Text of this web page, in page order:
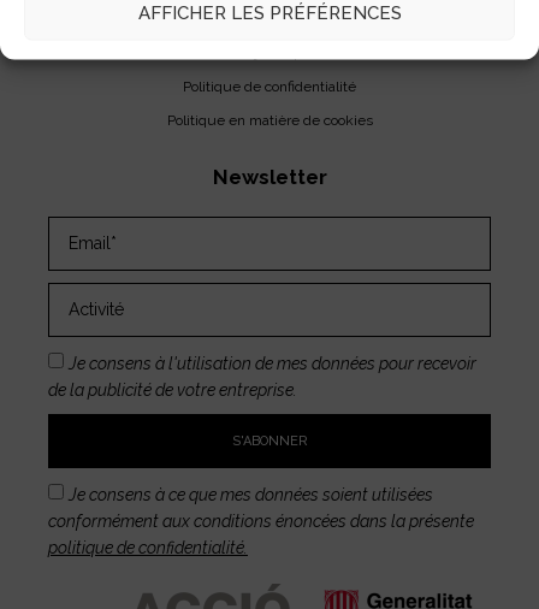
AFFICHER LES PRÉFÉRENCES
Blog
Politique de confidentialité
Politique en matière de cookies
Newsletter
Je consens à ce que mes données soient utilisées
conformément aux conditions énoncées dans la présente
politique de confidentialité.
Je consens à l'utilisation de mes données pour recevoir
de la publicité de votre entreprise.
S'ABONNER